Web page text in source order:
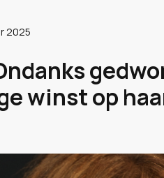
2025
winst op